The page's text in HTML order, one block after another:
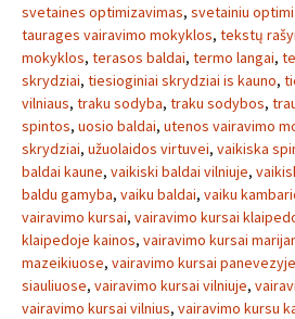
svetaines optimizavimas, svetainiu
taurages vairavimo mokyklos, tekstų
mokyklos, terasos baldai, termo langai,
skrydziai, tiesioginiai skrydziai is kauno,
vilniaus, traku sodyba, traku sodybos,
spintos, uosio baldai, utenos vairavimo
skrydziai, užuolaidos virtuvei, vaikiska
baldai kaune, vaikiski baldai vilniuje,
baldu gamyba, vaiku baldai, vaiku
vairavimo kursai, vairavimo kursai
klaipedoje kainos, vairavimo kursai
mazeikiuose, vairavimo kursai panevezyje
siauliuose, vairavimo kursai vilniuje,
vairavimo kursai vilnius, vairavimo kursu